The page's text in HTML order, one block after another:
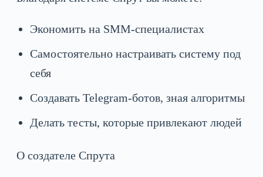
Экономить на SMM-специалистах
Самостоятельно настраивать систему под
себя
Создавать Telegram-ботов, зная алгоритмы
Делать тесты, которые привлекают людей
О создателе Спрута